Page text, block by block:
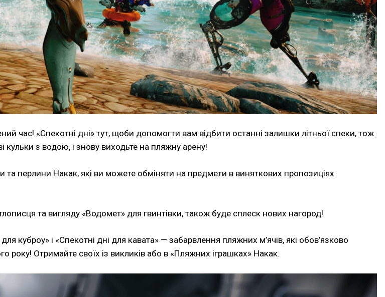
час! «Спекотні дні» тут, щоби допомогти вам відбити останні залишки літньої спеки, тож
з водою, і знову виходьте на пляжну арену!
перлини Накак, які ви можете обміняти на предмети в виняткових пропозиціях
та вигляду «Водомет» для гвинтівки, також буде сплеск нових нагород!
куброу» і «Спекотні дні для кавата» — забарвлення пляжних м’ячів, які обов’язково
року! Отримайте своїх із викликів або в «Пляжних іграшках» Накак.